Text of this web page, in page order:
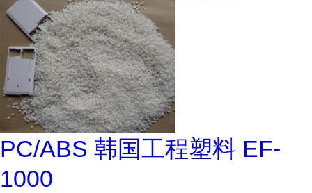
PC/ABS 韩国工程塑料 EF-
1000